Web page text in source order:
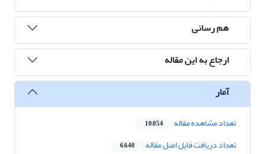
هم رسانی
ارجاع به این مقاله
آمار
تعداد مشاهده مقاله 10,054
تعداد دریافت فایل اصل مقاله 6,640